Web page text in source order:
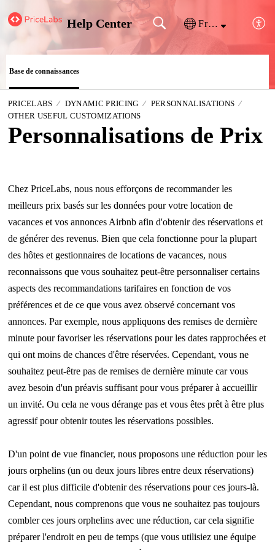
Help Center Français (France)
Base de connaissances
PRICELABS DYNAMIC PRICING
PERSONNALISATIONS
OTHER USEFUL CUSTOMIZATIONS
Personnalisations de Prix
Chez PriceLabs, nous nous efforçons de recommander les
meilleurs prix basés sur les données pour votre location de
vacances et vos annonces Airbnb afin d'obtenir des réservations et
de générer des revenus. Bien que cela fonctionne pour la plupart
des hôtes et gestionnaires de locations de vacances, nous
reconnaissons que vous souhaitez peut-être personnaliser certains
aspects des recommandations tarifaires en fonction de vos
préférences et de ce que vous avez observé concernant vos
annonces. Par exemple, nous appliquons des remises de dernière
minute pour favoriser les réservations pour les dates rapprochées et
qui ont moins de chances d'être réservées. Cependant, vous ne
souhaitez peut-être pas de remises de dernière minute car vous
avez besoin d'un préavis suffisant pour vous préparer à accueillir
un invité. Ou cela ne vous dérange pas et vous êtes prêt à être plus
agressif pour obtenir toutes les réservations possibles.
D'un point de vue financier, nous proposons une réduction pour les
jours orphelins (un ou deux jours libres entre deux réservations)
car il est plus difficile d'obtenir des réservations pour ces jours-là.
Cependant, nous comprenons que vous ne souhaitez pas toujours
combler ces jours orphelins avec une réduction, car cela signifie
préparer l'endroit en peu de temps (que vous utilisiez une équipe